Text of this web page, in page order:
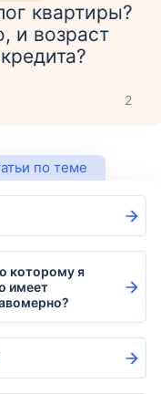
квартиры?
и возраст
2
по теме
которому я
имеет